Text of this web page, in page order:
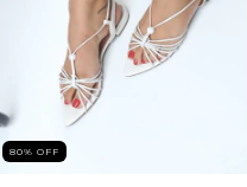
80% OFF